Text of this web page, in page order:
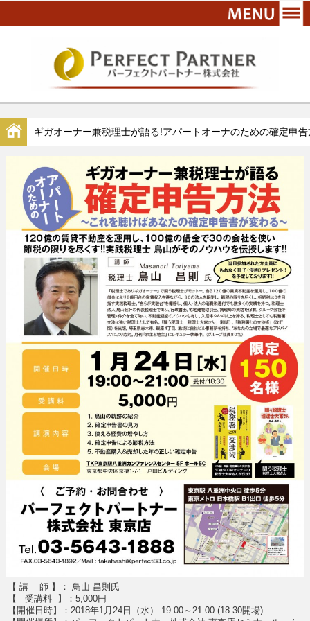
ギガオーナー兼税理士が語る!アパートオーナのための確定申告
【 講 師 】： 鳥山 昌則氏
【 受講料 】：5,000円
【開催日時】：2018年1月24日（水） 19:00～21:00 (18:30開場)